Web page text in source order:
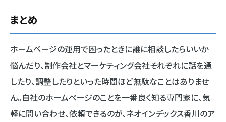
まとめ
ホームページの運用で困ったときに誰に相談したらいいか
悩んだり、制作会社とマーケティング会社それぞれに話を通
したり、調整したりといった時間ほど無駄なことはありませ
ん。自社のホームページのことを一番良く知る専門家に、気
軽に問い合わせ、依頼できるのが、ネオインデックス香川のア